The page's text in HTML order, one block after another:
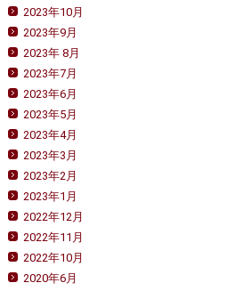
2023年10月
2023年9月
2023年 8月
2023年7月
2023年6月
2023年5月
2023年4月
2023年3月
2023年2月
2023年1月
2022年12月
2022年11月
2022年10月
2020年6月